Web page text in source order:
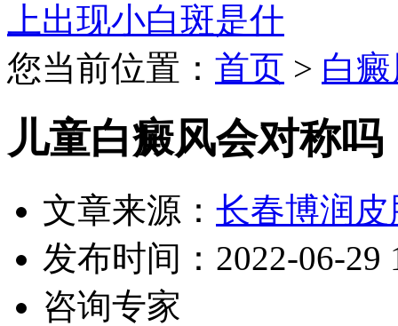
上出现小白斑是什
您当前位置： 首页 > 白
儿童白癜风会对称吗
文章来源： 长春博润
发布时间：2022-06-29
咨询专家